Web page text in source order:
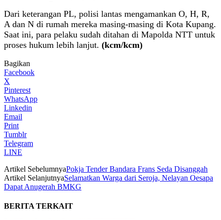
Dari keterangan PL, polisi lantas mengamankan O, H, R,
A dan N di rumah mereka masing-masing di Kota Kupang.
Saat ini, para pelaku sudah ditahan di Mapolda NTT untuk
proses hukum lebih lanjut. (kcm/kcm)
Bagikan
Facebook
X
Pinterest
WhatsApp
Linkedin
Email
Print
Tumblr
Telegram
LINE
Artikel SebelumnyaPokja Tender Bandara Frans Seda Disanggah
Artikel SelanjutnyaSelamatkan Warga dari Seroja, Nelayan Oesapa
Dapat Anugerah BMKG
BERITA TERKAIT